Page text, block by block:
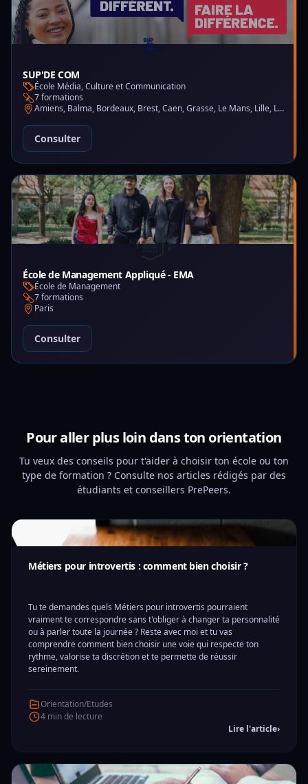
SUP'DE COM
École Média, Culture et Communication
7 formations
Amiens, Balma, Bordeaux, Brest, Caen, Grasse, Le Mans, Lille, Lyon, Montpellier, Nantes, Nice, Paris, Saint-Martin-d'Hères
Consulter
École de Management Appliqué - EMA
École de Management
7 formations
Paris
Consulter
Pour aller plus loin dans ton orientation
Tu veux des conseils pour t'aider à choisir ton école ou ton
type de formation ? Consulte nos articles rédigés par des
étudiants et conseillers PrePeers.
Métiers pour introvertis : comment bien choisir ?
Tu te demandes quels Métiers pour introvertis pourraient
vraiment te correspondre sans t'obliger à changer ta personnalité
ou à parler toute la journée ? Reste avec moi et tu vas
comprendre comment bien choisir une voie qui respecte ton
rythme, valorise ta discrétion et te permette de réussir
sereinement.
Orientation/Etudes
4 min de lecture
Lire l'article›